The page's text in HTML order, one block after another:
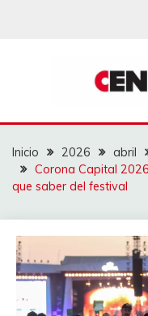
Inicio 2026 abril
Corona Capital
que saber del festival